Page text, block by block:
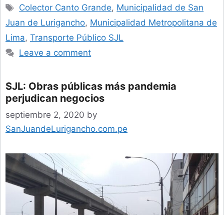
Tags
Colector Canto Grande, Municipalidad de San
Juan de Lurigancho, Municipalidad Metropolitana de
Lima, Transporte Público SJL
Leave a comment
SJL: Obras públicas más pandemia
perjudican negocios
septiembre 2, 2020 by
SanJuandeLurigancho.com.pe